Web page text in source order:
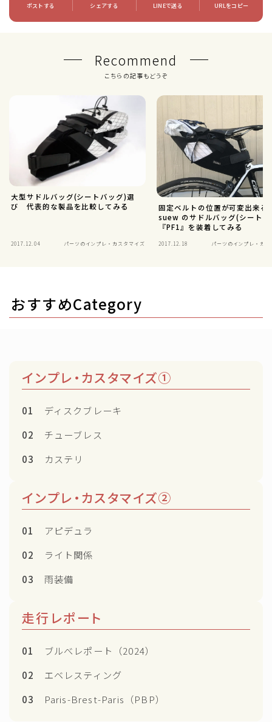
ポストする シェアする LINEで送る URLをコピー
Recommend
こちらの記事もどうぞ
大型サドルバッグ(シートバッグ)選
び 代表的な製品を比較してみる
2017.12.04 パーツのインプレ・カスタマイズ
固定ベルトの位置が可変出来る
suew のサドルバッグ(シート
『PF1』を装着してみる
2017.12.18 パーツのインプレ・カ
おすすめCategory
インプレ・カスタマイズ①
01
ディスクブレーキ
02
チューブレス
03
カステリ
インプレ・カスタマイズ②
01
アピデュラ
02
ライト関係
03
雨装備
走行レポート
01
ブルべレポート（2024）
02
エベレスティング
03
Paris-Brest-Paris（PBP）